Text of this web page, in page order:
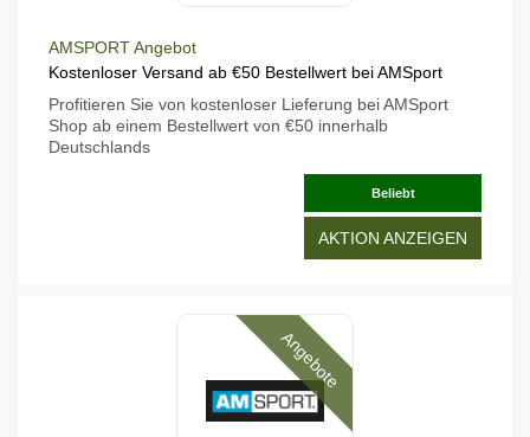
AMSPORT Angebot
Kostenloser Versand ab €50 Bestellwert bei AMSport
Profitieren Sie von kostenloser Lieferung bei AMSport
Shop ab einem Bestellwert von €50 innerhalb
Deutschlands
Beliebt
AKTION ANZEIGEN
Angebote